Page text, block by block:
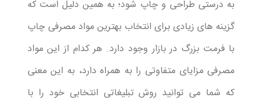
به درستی طراحی و چاپ شود؛ به همین دلیل است که
گزینه های زیادی برای انتخاب بهترین مواد مصرفی چاپ
با فرمت بزرگ در بازار وجود دارد. هر کدام از این مواد
مصرفی مزایای متفاوتی را به همراه دارد، به این معنی
که شما می توانید روش تبلیغاتی انتخابی خود را با